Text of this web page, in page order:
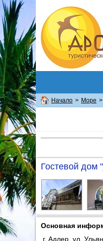
Начало > Море >
Гостевой дом
Основная
г. Адлер, ул.